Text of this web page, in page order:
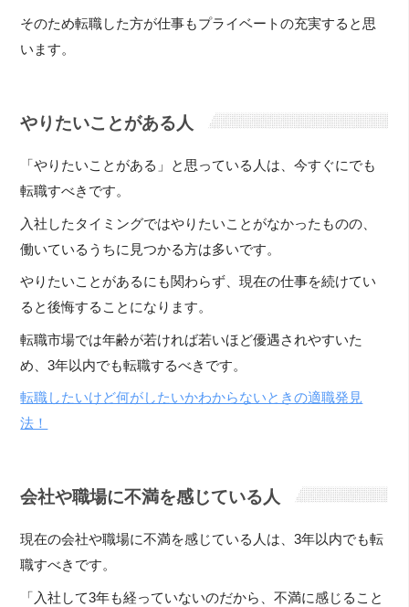
そのため転職した方が仕事もプライベートの充実すると思
います。
やりたいことがある人
「やりたいことがある」と思っている人は、今すぐにでも
転職すべきです。
入社したタイミングではやりたいことがなかったものの、
働いているうちに見つかる方は多いです。
やりたいことがあるにも関わらず、現在の仕事を続けてい
ると後悔することになります。
転職市場では年齢が若ければ若いほど優遇されやすいた
め、3年以内でも転職するべきです。
転職したいけど何がしたいかわからないときの適職発見
法！
会社や職場に不満を感じている人
現在の会社や職場に不満を感じている人は、3年以内でも転
職すべきです。
「入社して3年も経っていないのだから、不満に感じること